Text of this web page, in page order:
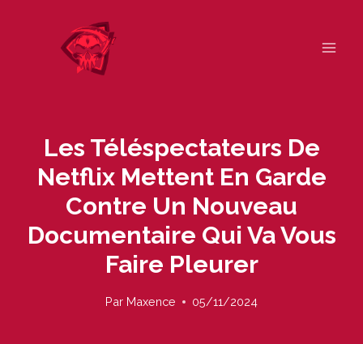
Les Téléspectateurs De
Netflix Mettent En Garde
Contre Un Nouveau
Documentaire Qui Va Vous
Faire Pleurer
Par Maxence 05/11/2024